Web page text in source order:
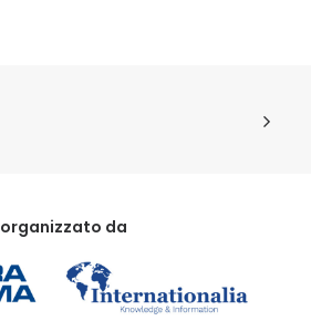
organizzato da